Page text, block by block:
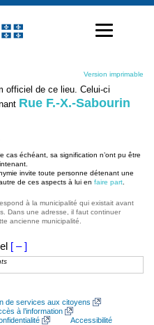
Version imprimable
officiel de ce lieu. Celui-ci
Rue F.-X.-Sabourin
cas échéant, sa signification n’ont pu être
invite toute personne détenant une
de ces aspects à lui en faire part
à la municipalité qui existait avant
Dans une adresse, il faut continuer
ancienne municipalité.
[ – ]
de services aux citoyens
à l’information
Accessibilité